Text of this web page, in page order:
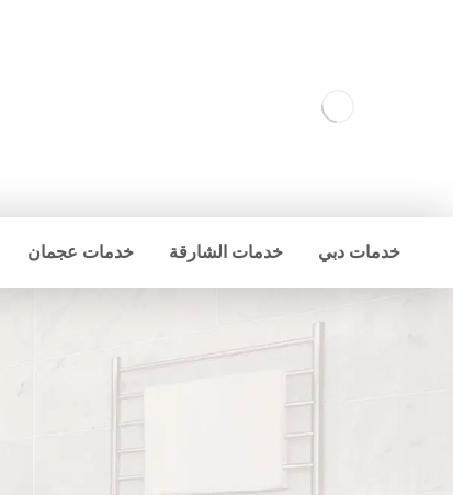
خدمات دبي خدمات الشارقة خدمات عجمان